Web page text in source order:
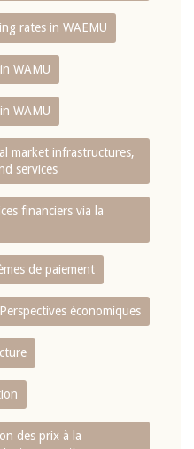
rates in WAEMU
WAMU
WAMU
market infrastructures,
services
financiers via la
de paiement
Perspectives économiques
des prix à la